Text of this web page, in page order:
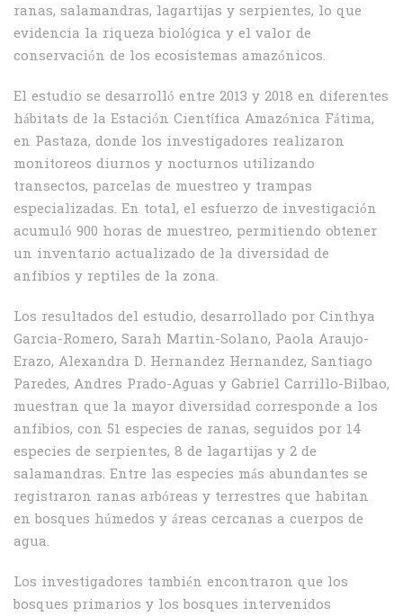
ranas, salamandras, lagartijas y serpientes, lo que
evidencia la riqueza biológica y el valor de
conservación de los ecosistemas amazónicos.
El estudio se desarrolló entre 2013 y 2018 en diferentes
hábitats de la Estación Científica Amazónica Fátima,
en Pastaza, donde los investigadores realizaron
monitoreos diurnos y nocturnos utilizando
transectos, parcelas de muestreo y trampas
especializadas. En total, el esfuerzo de investigación
acumuló 900 horas de muestreo, permitiendo obtener
un inventario actualizado de la diversidad de
anfibios y reptiles de la zona.
Los resultados del estudio, desarrollado por Cinthya
Garcia-Romero, Sarah Martin-Solano, Paola Araujo-
Erazo, Alexandra D. Hernandez Hernandez, Santiago
Paredes, Andres Prado-Aguas y Gabriel Carrillo-Bilbao,
muestran que la mayor diversidad corresponde a los
anfibios, con 51 especies de ranas, seguidos por 14
especies de serpientes, 8 de lagartijas y 2 de
salamandras. Entre las especies más abundantes se
registraron ranas arbóreas y terrestres que habitan
en bosques húmedos y áreas cercanas a cuerpos de
agua.
Los investigadores también encontraron que los
bosques primarios y los bosques intervenidos